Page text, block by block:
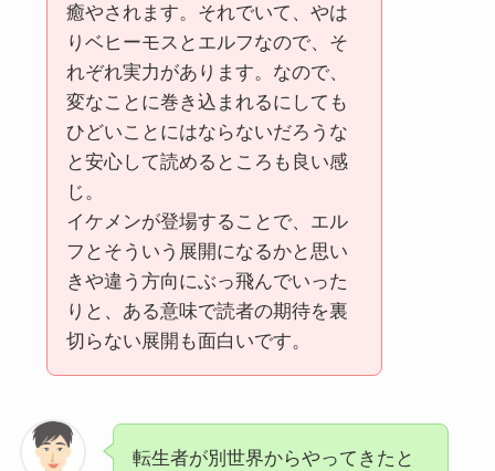
癒やされます。それでいて、やは
りベヒーモスとエルフなので、そ
れぞれ実力があります。なので、
変なことに巻き込まれるにしても
ひどいことにはならないだろうな
と安心して読めるところも良い感
じ。
イケメンが登場することで、エル
フとそういう展開になるかと思い
きや違う方向にぶっ飛んでいった
りと、ある意味で読者の期待を裏
切らない展開も面白いです。
転生者が別世界からやってきたと